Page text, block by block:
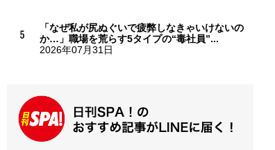
「なぜ私が尻ぬぐいで疲弊しなきゃいけないの
か…」職場を荒らす5タイプの“毒社員”...
2026年07月31日